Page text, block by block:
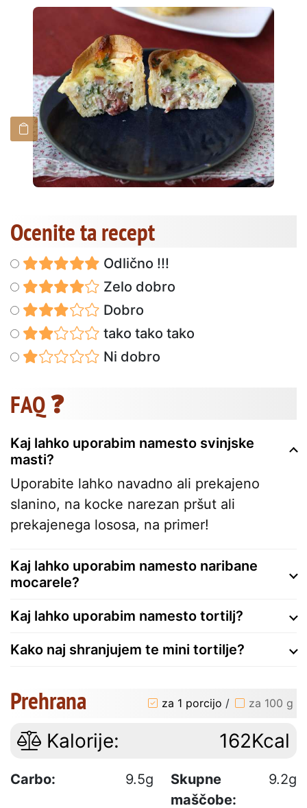
Ocenite ta recept
Odlično !!!
Zelo dobro
Dobro
tako tako tako
Ni dobro
FAQ ❓
Kaj lahko uporabim namesto svinjske
masti?
Uporabite lahko navadno ali prekajeno
slanino, na kocke narezan pršut ali
prekajenega lososa, na primer!
Kaj lahko uporabim namesto naribane
mocarele?
Kaj lahko uporabim namesto tortilj?
Kako naj shranjujem te mini tortilje?
Prehrana za 1 porcijo / za 100 g
Kalorije: 162Kcal
Carbo: 9.5g
Skupne
maščobe:
9.2g